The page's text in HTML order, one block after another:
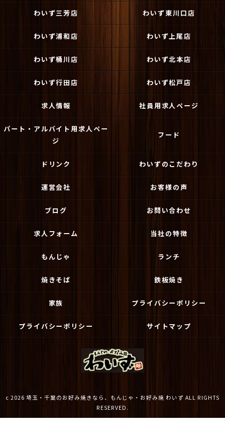
わいず三芳店 わいず東川口店
わいず浦和店 わいず上尾店
わいず桶川店 わいず北本店
わいず行田店 わいず松戸店
求人情報 社員用求人ページ
パート・アルバイト用求人ペー
ジ
フード
ドリンク わいずのこだわり
運営会社 お客様の声
ブログ お問い合わせ
求人フォーム 当社の特徴
もんじゃ ランチ
焼きそば 鉄板焼き
家族 プライバシーポリシー
プライバシーポリシー サイトマップ
c 2026 埼玉・千葉のお好み焼きなら、もんじゃ・お好み焼 わいず ALL RIGHTS
RESERVED.